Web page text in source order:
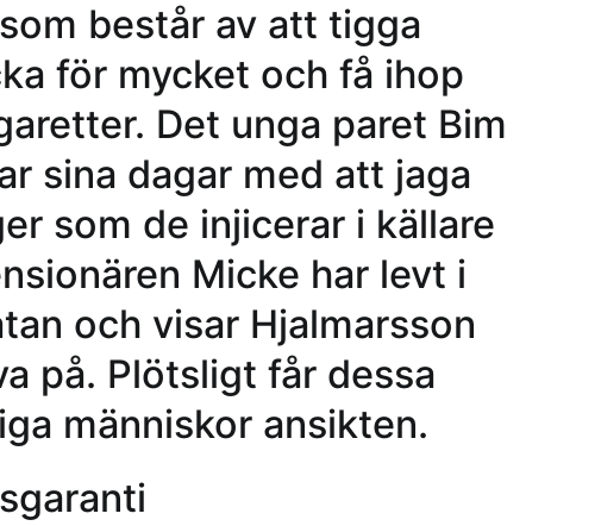
består av att tigga
för mycket och få ihop
Det unga paret Bim
sina dagar med att jaga
som de injicerar i källare
Micke har levt i
och visar Hjalmarsson
på. Plötsligt får dessa
människor ansikten.